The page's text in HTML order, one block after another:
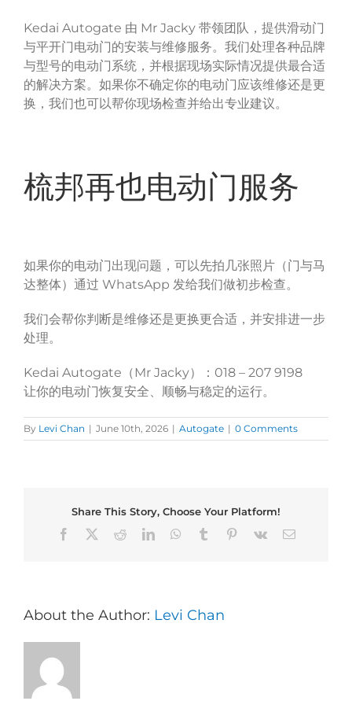
Kedai Autogate 由 Mr Jacky 带领团队，提供滑动门
与平开门电动门的安装与维修服务。我们处理各种品牌
与型号的电动门系统，并根据现场实际情况提供最合适
的解决方案。如果你不确定你的电动门应该维修还是更
换，我们也可以帮你现场检查并给出专业建议。
梳邦再也电动门服务
如果你的电动门出现问题，可以先拍几张照片（门与马
达整体）通过 WhatsApp 发给我们做初步检查。
我们会帮你判断是维修还是更换更合适，并安排进一步
处理。
Kedai Autogate （Mr Jacky）： 018 – 207 9198
让你的电动门恢复安全、顺畅与稳定的运行。
By Levi Chan | June 10th, 2026 | Autogate | 0 Comments
Share This Story, Choose Your Platform!
Facebook
RedditLinkedInWhatsApp
Tumblr Pinterest
Vk Email
About the Author: Levi Chan